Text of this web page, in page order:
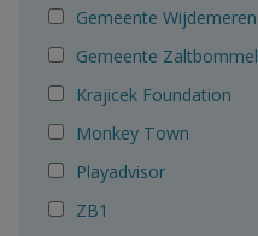
Gemeente Wijdemeren
Gemeente Zaltbommel
Krajicek Foundation
Monkey Town
Playadvisor
ZB1